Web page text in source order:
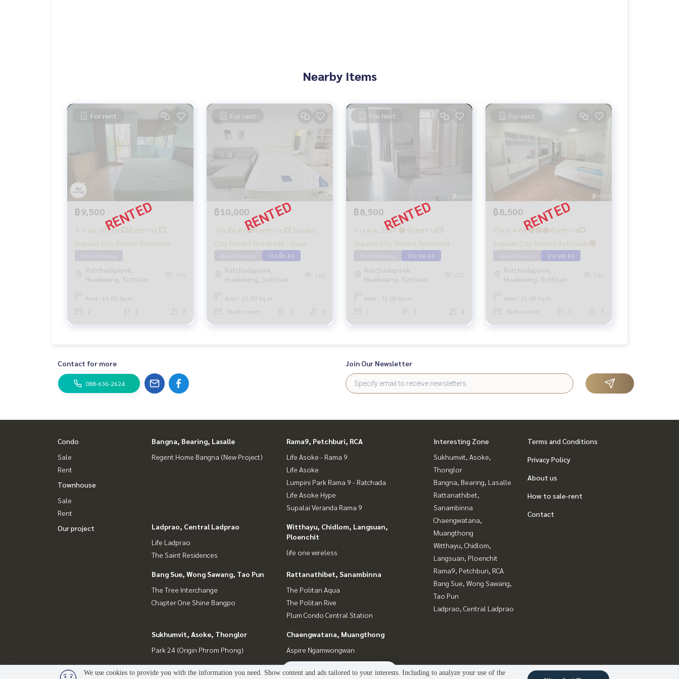
Nearby Items
For rent
฿9,500
ว่าง กลางปี 69 💥ห้วยขวาง 💥
Supalai City Resort Ratchada -
Ratchadapisek,
Huaikwang, Suttisan
195
Area : 61.00 Sq.m.
2
1 3
For rent
฿10,000
ว่าง มิย 69🔴ห้วยขวาง 💥 Supalai
City Resort Ratchada - Huai
ว่าง มิย 69
Ratchadapisek,
Huaikwang, Suttisan
186
Area : 31.00 Sq.m.
Studio room
1 5
For rent
฿8,500
ว่าง ต.ค. 2569 🔴 ห้วยขวาง💥
Supalai City Resort Ratchada -
ว่าง ตค 69
Ratchadapisek,
Huaikwang, Suttisan
427
Area : 31.00 Sq.m.
1
1 4
For rent
฿8,500
ว่าง ต.ค 69 🟡🔴🟢ห้วยขวาง💥
Supalai City Resort Ratchada🔴🟢
ว่าง ตค 69
Ratchadapisek,
Huaikwang, Suttisan
246
Area : 31.00 Sq.m.
Studio room
1 3
2people are viewing
Contact for more
088-636-2624
Join Our Newsletter
Condo
Sale
Rent
Townhouse
Sale
Rent
Our project
Bangna, Bearing, Lasalle
Regent Home Bangna (New Project)
Rama9, Petchburi, RCA
Life Asoke - Rama 9
Life Asoke
Lumpini Park Rama 9 - Ratchada
Life Asoke Hype
Supalai Veranda Rama 9
Ladprao, Central Ladprao
Life Ladprao
The Saint Residences
Witthayu, Chidlom, Langsuan,
Ploenchit
life one wireless
Bang Sue, Wong Sawang, Tao Pun
The Tree Interchange
Chapter One Shine Bangpo
Rattanathibet, Sanambinna
The Politan Aqua
The Politan Rive
Plum Condo Central Station
Sukhumvit, Asoke, Thonglor
Park 24 (Origin Phrom Phong)
Chaengwatana, Muangthong
Aspire Ngamwongwan
Interesting Zone
Sukhumvit, Asoke,
Thonglor
Bangna, Bearing, Lasalle
Rattanathibet,
Sanambinna
Chaengwatana,
Muangthong
Witthayu, Chidlom,
Langsuan, Ploenchit
Rama9, Petchburi, RCA
Bang Sue, Wong Sawang,
Tao Pun
Ladprao, Central Ladprao
Terms and Conditions
Privacy Policy
About us
How to sale-rent
Contact
We use cookies to provide you with the information you need. Show content and ads tailored to your interests. Including to analyze your use of the